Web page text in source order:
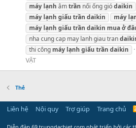
máy lạnh âmtrần nối ống giódaikin
máy lạnh giấu trần daikin máy
máy lạnh giấu trần daikin muaở
nha cung cap may lanh giau tran
thi công máy lạnh giấu trần daikin
VẶT
Thẻ
Liên hệ Nội quy Trợ giúp Trang chủ
Diễn đàn 69.trungdacbiet.com phát triển bởi các